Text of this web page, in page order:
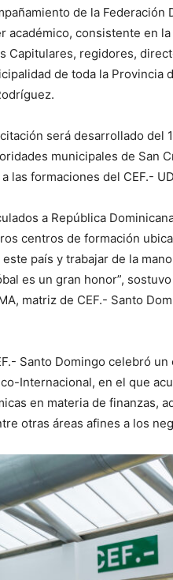
de la
académico, consistente en
Capitulares, regidores,
de toda la Provincia
será desarrollado del
municipales de San
las formaciones del CEF.-
a República
centros de formación
país y trabajar de la
es un gran honor”,
matriz de CEF.- Santo
Santo Domingo celebró
Internacional, en el que
en materia de finanzas,
otras áreas afines a los